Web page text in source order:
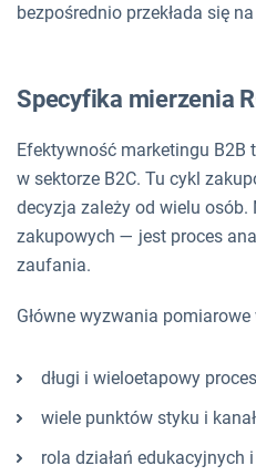
bezpośrednio przekłada się na
Specyfika mierzenia
Efektywność marketingu B2B
w sektorze B2C. Tu cykl
decyzja zależy od wielu
zakupowych — jest proces
zaufania.
Główne wyzwania pomiarowe
długi i wieloetapowy
wiele punktów styku i
rola działań edukacyjnych